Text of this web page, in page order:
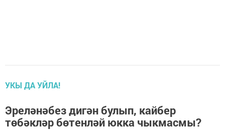
УКЫ ДА УЙЛА!
Эреләнәбез дигән булып, кайбер
төбәкләр бөтенләй юкка чыкмасмы?